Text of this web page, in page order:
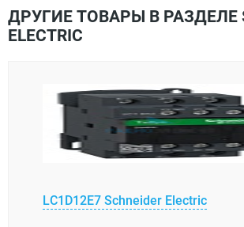
ДРУГИЕ ТОВАРЫ В РАЗДЕЛЕ
ELECTRIC
LC1D12E7 Schneider Electric